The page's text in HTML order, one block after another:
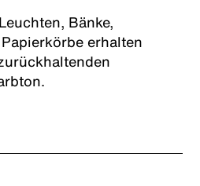
Bänke,
erhalten